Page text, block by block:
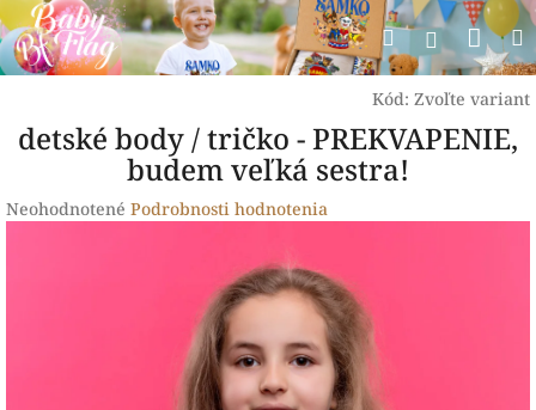
Prejsť
na
obsah
Hľadať
Kód: Zvoľte variant
detské body / tričko - PREKVAPENIE,
budem veľká sestra!
Priemerné
Neohodnotené Podrobnosti hodnotenia